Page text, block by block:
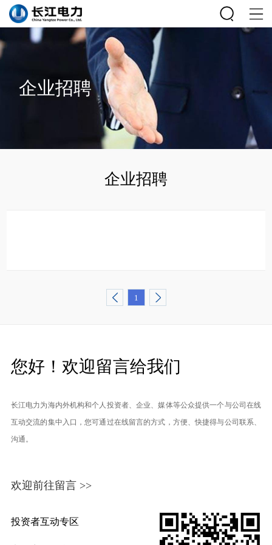
企业招聘
企业招聘
1
您好！欢迎留言给我们
长江电力为海内外机构和个人投资者、企业、媒体等公众提供一个与公司在线
互动交流的集中入口，您可通过在线留言的方式，方便、快捷得与公司联系、
沟通。
欢迎前往留言 >>
投资者互动专区